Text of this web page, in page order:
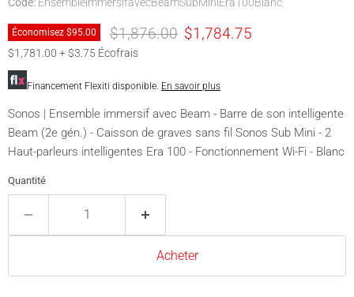
Économisez $95.00 Prix original
$1,876.00 Prix actuel
$1,784.75
$1,781.00 + $3.75 Écofrais
Financement Flexiti disponible. En savoir plus
Sonos | Ensemble immersif avec Beam - Barre de son intelligente
Beam (2e gén.) - Caisson de graves sans fil Sonos Sub Mini - 2
Haut-parleurs intelligentes Era 100 - Fonctionnement Wi-Fi - Blanc
Quantité
Acheter